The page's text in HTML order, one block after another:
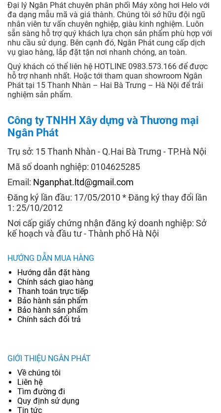
Đại lý Ngân Phát chuyên phân phối Máy xông hơi Helo với
đa dạng mẫu mã và giá thành. Chúng tôi sở hữu đội ngũ
nhân viên tư vấn chuyên nghiệp, giàu kinh nghiệm. Luôn
sẵn sàng hỗ trợ quý khách lựa chọn sản phẩm phù hợp với
nhu cầu sử dụng. Bên cạnh đó, Ngân Phát cung cấp dịch
vụ giao hàng, lắp đặt tận nơi nhanh chóng, an toàn.
Quý khách có thể liên hệ HOTLINE 0983.573.166 để được
hỗ trợ nhanh nhất. Hoặc tới tham quan showroom Ngân
Phát tại 15 Thanh Nhàn – Hai Bà Trưng – Hà Nội để trải
nghiệm sản phẩm.
Công ty TNHH Xây dựng và Thương mại
Ngân Phát
Trụ sở: 15 Thanh Nhàn - Q.Hai Bà Trưng - TP.Hà Nội
Mã số doanh nghiệp: 0104625285
Email: Nganphat.ltd@gmail.com
Đăng ký lần đầu: 17/05/2010 * Đăng ký thay đổi lần
1: 25/10/2012
Nơi cấp giấy chứng nhận đăng ký doanh nghiệp: Sở
kế hoạch và đầu tư - Thành phố Hà Nội
HƯỚNG DẪN MUA HÀNG
Hướng dẫn đặt hàng
Chính sách giao hàng
Thanh toán trực tiếp
Bảo hành sản phẩm
Bảo hành sản phẩm
Chính sách đổi trả
GIỚI THIỆU NGÂN PHÁT
Về chúng tôi
Liên hệ
Tìm đường đi
Quy định sử dụng
Tin tức